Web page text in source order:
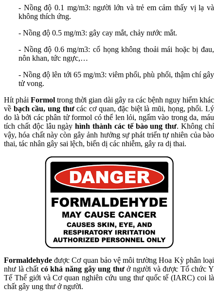
- Nồng độ 0.1 mg/m3: người lớn và trẻ em cảm thấy vị lạ và
không thích ứng.
- Nồng độ 0.5 mg/m3: gây cay mắt, chảy nước mắt.
- Nồng độ 0.6 mg/m3: cổ họng không thoải mái hoặc bị đau,
nôn khan, tức ngực,…
- Nồng độ lên tới 65 mg/m3: viêm phổi, phù phổi, thậm chí gây
tử vong.
Hít phải Formol trong thời gian dài gây ra các bệnh nguy hiểm khác
về bạch cầu, ung thưcác cơ quan, đặc biệt là mũi, họng, phổi. Lý
do là bởi các phân tử formol có thể len lỏi, ngấm vào trong da, máu
tích chất độc lâu ngàyhình thành các tế bào ung thư. Không chỉ
vậy, hóa chất này còn gây ảnh hưởng sự phát triển tự nhiên của bào
thai, tác nhân gây sai lệch, biến dị các nhiễm, gây ra dị thai.
Formaldehyde được Cơ quan bảo vệ môi trường Hoa Kỳ phân loại
như là chất có khả năng gây ung thưở người và được Tổ chức Y
Tế Thế giới và Cơ quan nghiên cứu ung thư quốc tế (IARC) coi là
chất gây ung thư ở người.